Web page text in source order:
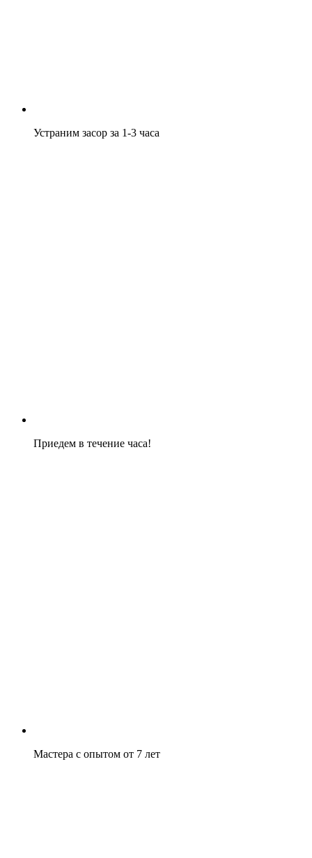
Устраним засор за 1-3 часа
Приедем в течение часа!
Мастера с опытом от 7 лет